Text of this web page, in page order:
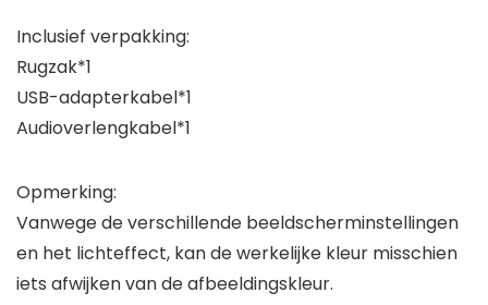
Inclusief verpakking:
Rugzak*1
USB-adapterkabel*1
Audioverlengkabel*1
Opmerking:
Vanwege de verschillende beeldscherminstellingen
en het lichteffect, kan de werkelijke kleur misschien
iets afwijken van de afbeeldingskleur.